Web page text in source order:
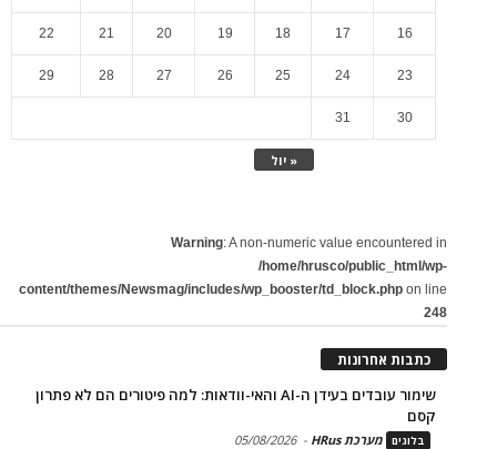
« יול
16
17
18
19
20
21
22
23
24
25
26
27
28
29
30
31
Warning: A non-numeric value encountered in
/home/hrusco/public_html/wp-
content/themes/Newsmag/includes/wp_booster/td_block.php on line
248
כתבות אחרונות
שימור עובדים בעידן ה-AI והאי-וודאות: למה פיטורים הם לא פתרון
קסם
בלוגים מערכת HRus -
05/08/2026